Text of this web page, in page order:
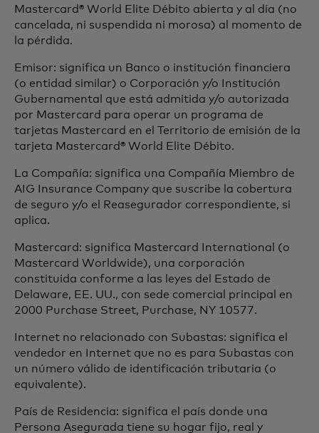
Mastercard® World Elite Débito abierta y al día (no
cancelada, ni suspendida ni morosa) al momento de
la pérdida.
Emisor: significa un Banco o institución financiera
(o entidad similar) o Corporación y/o Institución
Gubernamental que está admitida y/o autorizada
por Mastercard para operar un programa de
tarjetas Mastercard en el Territorio de emisión de la
tarjeta Mastercard® World Elite Débito.
La Compañía: significa una Compañía Miembro de
AIG Insurance Company que suscribe la cobertura
de seguro y/o el Reasegurador correspondiente, si
aplica.
Mastercard: significa Mastercard International (o
Mastercard Worldwide), una corporación
constituida conforme a las leyes del Estado de
Delaware, EE. UU., con sede comercial principal en
2000 Purchase Street, Purchase, NY 10577.
Internet no relacionado con Subastas: significa el
vendedor en Internet que no es para Subastas con
un número válido de identificación tributaria (o
equivalente).
País de Residencia: significa el país donde una
Persona Asegurada tiene su hogar fijo, real y